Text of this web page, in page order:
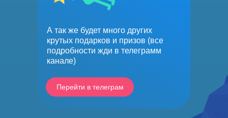
А так же будет много других
крутых подарков и призов (все
подробности жди в телеграмм
канале)
Перейти в телеграм